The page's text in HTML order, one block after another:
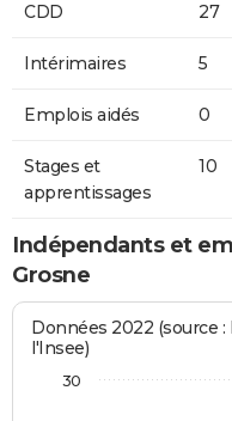
CDD 27
Intérimaires 5
Emplois aidés 0
Stages et
apprentissages
10
Indépendants et
Grosne
Données 2022 (source
l'Insee)
30